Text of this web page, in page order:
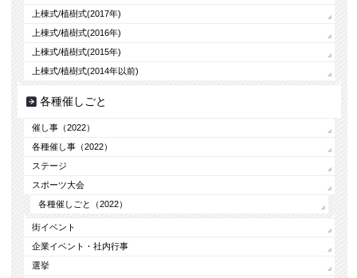
上棟式/植樹式(2017年)
上棟式/植樹式(2016年)
上棟式/植樹式(2015年)
上棟式/植樹式(2014年以前)
各種催しごと
催し事（2022）
各種催し事（2022）
ステージ
スポーツ大会
各種催しごと（2022）
街イベント
企業イベント・社内行事
選挙